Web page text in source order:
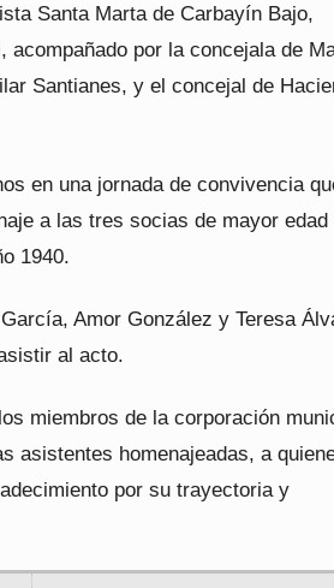
Santa Marta de Carbayín Bajo,
acompañado por la concejala de
Santianes, y el concejal de
en una jornada de convivencia
a las tres socias de mayor edad
1940.
Amor González y Teresa
al acto.
miembros de la corporación
asistentes homenajeadas, a
por su trayectoria y